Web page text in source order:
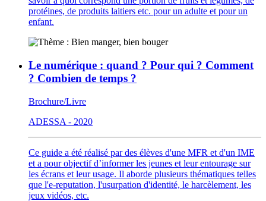
protéines, de produits laitiers etc. pour un adulte et pour un
enfant.
Le numérique : quand ? Pour qui ? Comment
? Combien de temps ?
Brochure/Livre
ADESSA - 2020
Ce guide a été réalisé par des élèves d'une MFR et d'un IME
et a pour objectif d’informer les jeunes et leur entourage sur
les écrans et leur usage. Il aborde plusieurs thématiques telles
que l'e-reputation, l'usurpation d'identité, le harcèlement, les
jeux vidéos, etc.